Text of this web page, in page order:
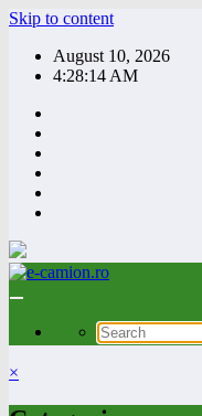
Skip to content
August 10, 2026
4:28:15 AM
×